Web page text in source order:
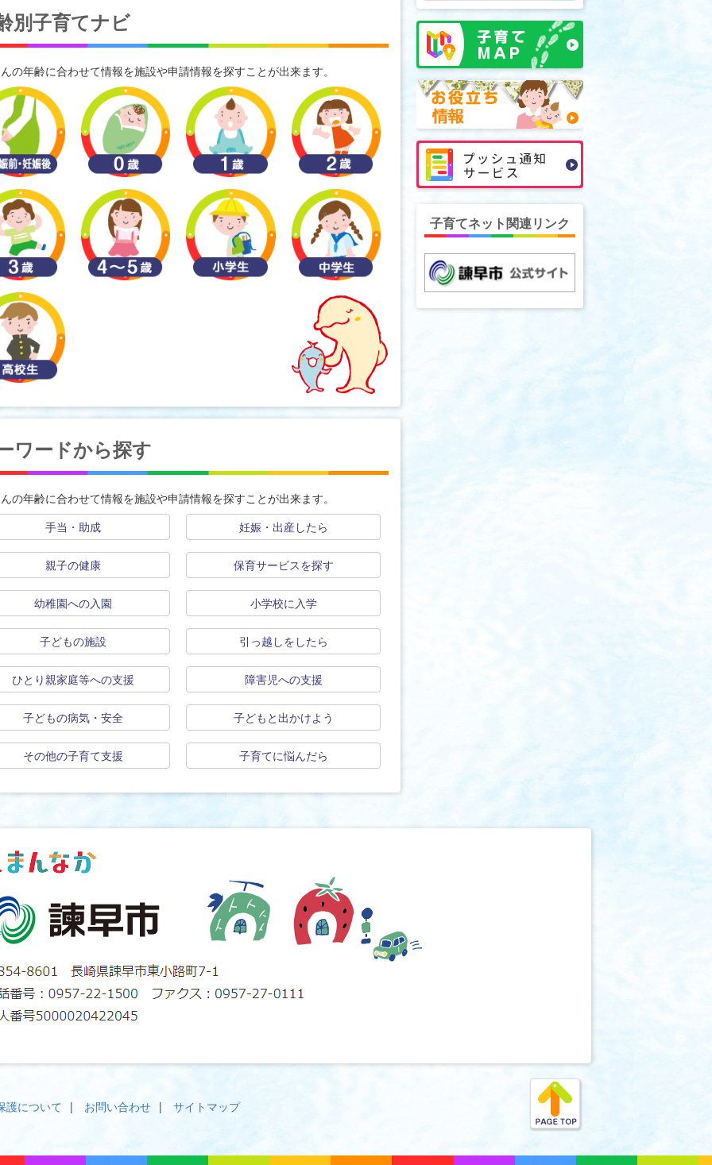
別子育てナビ
の年齢に合わせて情報を施設や申請情報を探すことが出来ます。
ワードから探す
の年齢に合わせて情報を施設や申請情報を探すことが出来ます。
手当・助成
妊娠・出産したら
親子の健康 保育サービスを探す
幼稚園への入園 小学校に入学
子どもの施設 引っ越しをしたら
ひとり親家庭等への支援 障害児への支援
子どもの病気・安全 子どもと出かけよう
その他の子育て支援 子育てに悩んだら
子育てネット関連リンク
護について お問い合わせ サイトマップ